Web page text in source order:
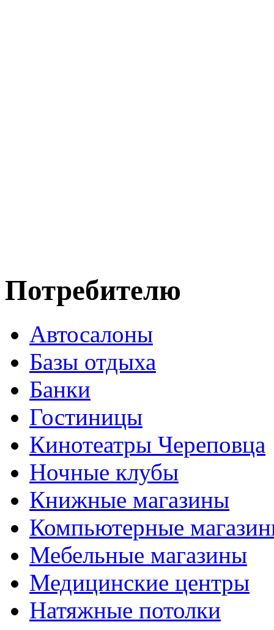
Потребителю
Автосалоны
Базы отдыха
Банки
Гостиницы
Кинотеатры Череповца
Ночные клубы
Книжные магазины
Компьютерные
Мебельные магазины
Медицинские центры
Натяжные потолки